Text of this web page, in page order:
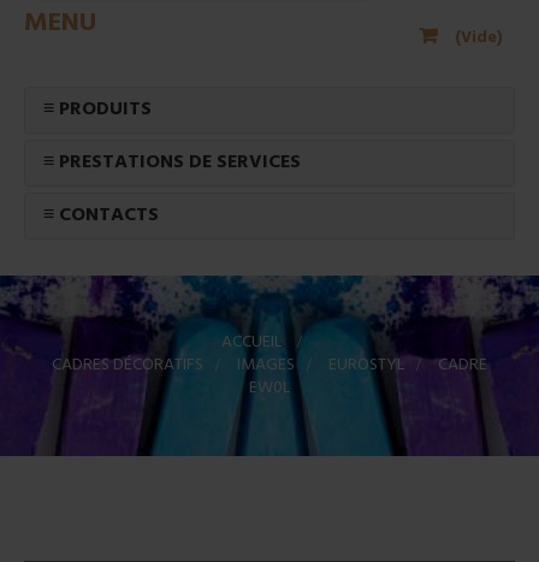
(Vide)
MENU
≡ PRODUITS
≡ PRESTATIONS DE SERVICES
≡ CONTACTS
ACCUEIL >
CADRES DÉCORATIFS > IMAGES > EUROSTYL > CADRE
EW0L